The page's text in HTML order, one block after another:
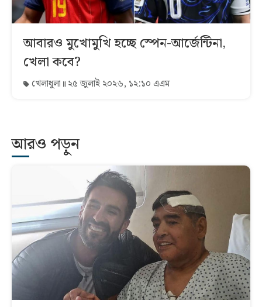
আবারও মুখোমুখি হচ্ছে স্পেন-আর্জেন্টিনা,
খেলা কবে?
খেলাধুলা ২৫ জুলাই ২০২৬, ১২:১০ এএম
আরও পড়ুন